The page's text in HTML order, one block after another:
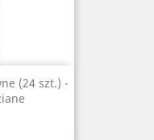
(24 szt.) -